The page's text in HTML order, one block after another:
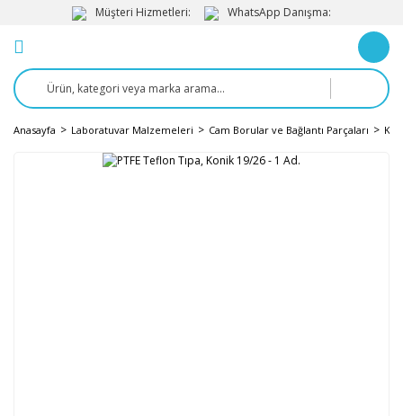
Müşteri Hizmetleri: WhatsApp Danışma:
Anasayfa Laboratuvar Malzemeleri Cam Borular ve Bağlantı Parçaları